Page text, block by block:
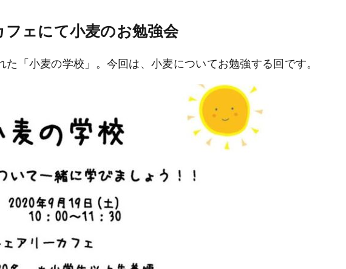
ェにて小麦のお勉強会
「小麦の学校」。今回は、小麦についてお勉強する回です。